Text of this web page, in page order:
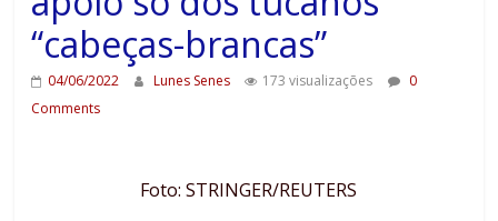
“cabeças-brancas”
04/06/2022 Lunes Senes 173 visualizações
0
Comments
Foto: STRINGER/REUTERS